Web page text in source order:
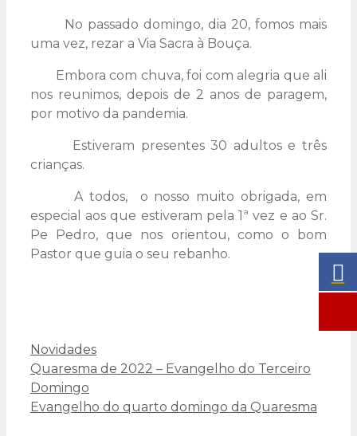
No passado domingo, dia 20, fomos mais
uma vez, rezar a Via Sacra à Bouça.
Embora com chuva, foi com alegria que ali
nos reunimos, depois de 2 anos de paragem,
por motivo da pandemia.
Estiveram presentes 30 adultos e três
crianças.
A todos, o nosso muito obrigada, em
especial aos que estiveram pela 1ª vez e ao Sr.
Pe Pedro, que nos orientou, como o bom
Pastor que guia o seu rebanho.
Categorias
Novidades
Quaresma de 2022 – Evangelho do Terceiro
Domingo
Evangelho do quarto domingo da Quaresma